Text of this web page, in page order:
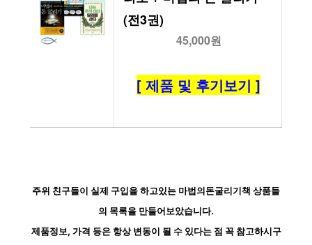
(전3권)
45,000원
[ 제품 및 후기보기 ]
주위 친구들이 실제 구입을 하고있는 마법의돈굴리기책 상품들
의 목록을 만들어보았습니다.
제품정보, 가격 등은 항상 변동이 될 수 있다는 점 꼭 참고하시구